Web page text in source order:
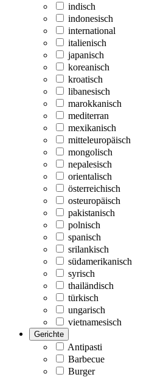
indisch
indonesisch
international
italienisch
japanisch
koreanisch
kroatisch
libanesisch
marokkanisch
mediterran
mexikanisch
mitteleuropäisch
mongolisch
nepalesisch
orientalisch
österreichisch
osteuropäisch
pakistanisch
polnisch
spanisch
srilankisch
südamerikanisch
syrisch
thailändisch
türkisch
ungarisch
vietnamesisch
Gerichte
Antipasti
Barbecue
Burger